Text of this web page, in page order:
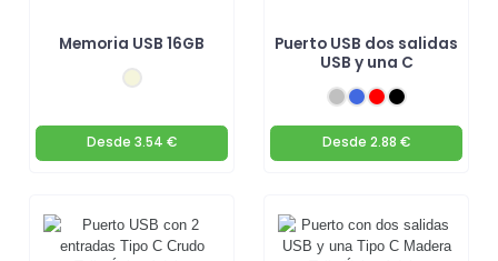
Memoria USB 16GB
Desde 3.54 €
Puerto USB dos salidas
USB y una C
Desde 2.88 €